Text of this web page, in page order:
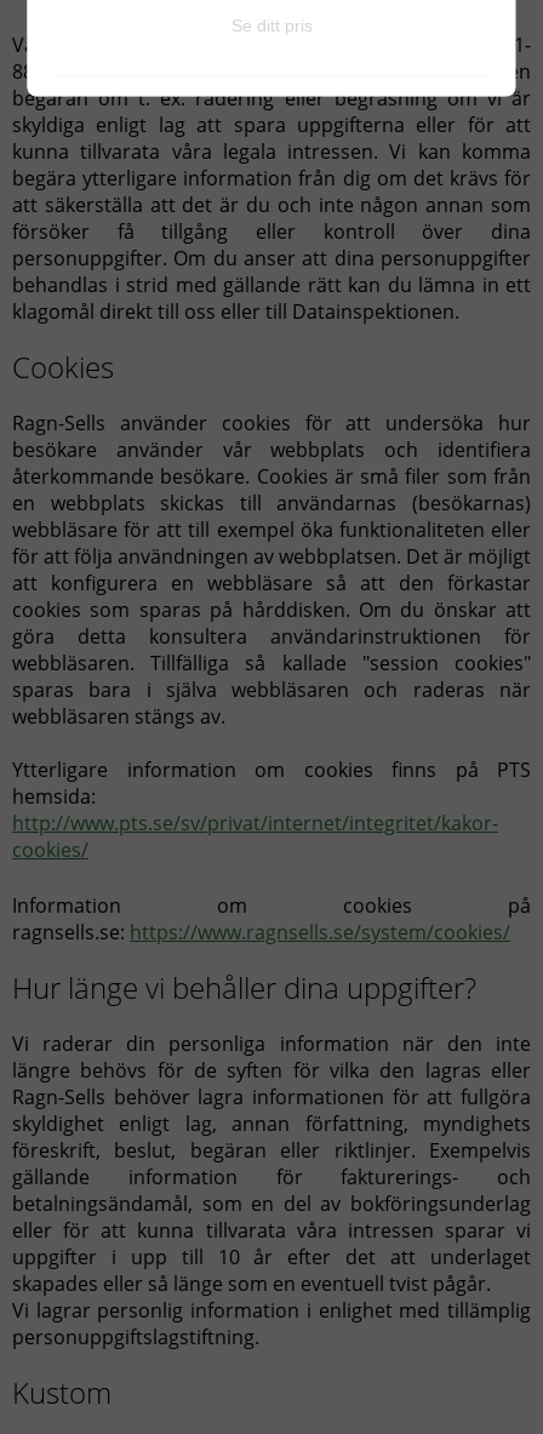
Vänligen kontakta i sådant fall Kundservice på 0771-
888888. I vissa fall kan vi dock inte tillmötesgå en
begäran om t. ex. radering eller begräsning om vi är
skyldiga enligt lag att spara uppgifterna eller för att
kunna tillvarata våra legala intressen. Vi kan komma
begära ytterligare information från dig om det krävs för
att säkerställa att det är du och inte någon annan som
försöker få tillgång eller kontroll över dina
personuppgifter. Om du anser att dina personuppgifter
behandlas i strid med gällande rätt kan du lämna in ett
klagomål direkt till oss eller till Datainspektionen.
Cookies
Ragn-Sells använder cookies för att undersöka hur
besökare använder vår webbplats och identifiera
återkommande besökare. Cookies är små filer som från
en webbplats skickas till användarnas (besökarnas)
webbläsare för att till exempel öka funktionaliteten eller
för att följa användningen av webbplatsen. Det är möjligt
att konfigurera en webbläsare så att den förkastar
cookies som sparas på hårddisken. Om du önskar att
göra detta konsultera användarinstruktionen för
webbläsaren. Tillfälliga så kallade "session cookies"
sparas bara i själva webbläsaren och raderas när
webbläsaren stängs av.
Ytterligare information om cookies finns på PTS
hemsida:
http://www.pts.se/sv/privat/internet/integritet/kakor-
cookies/
Information om cookies på
ragnsells.se: https://www.ragnsells.se/system/cookies/
Hur länge vi behåller dina uppgifter?
Vi raderar din personliga information när den inte
längre behövs för de syften för vilka den lagras eller
Ragn-Sells behöver lagra informationen för att fullgöra
skyldighet enligt lag, annan författning, myndighets
föreskrift, beslut, begäran eller riktlinjer. Exempelvis
gällande information för fakturerings- och
betalningsändamål, som en del av bokföringsunderlag
eller för att kunna tillvarata våra intressen sparar vi
uppgifter i upp till 10 år efter det att underlaget
skapades eller så länge som en eventuell tvist pågår.
Vi lagrar personlig information i enlighet med tillämplig
personuppgiftslagstiftning.
Kustom
Se ditt pris